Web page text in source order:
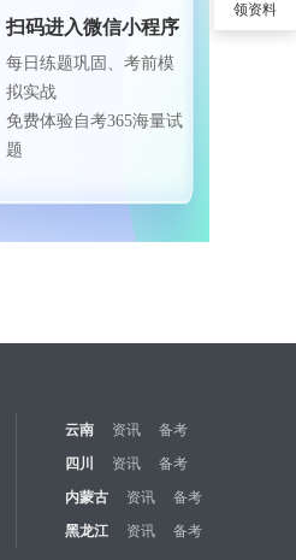
扫码进入微信小程序
每日练题巩固、考前模
拟实战
免费体验自考365海量试
题
领资料
云南 资讯
备考
四川 资讯
备考
内蒙古 资讯
备考
黑龙江 资讯
备考